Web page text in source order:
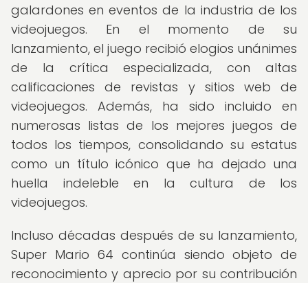
galardones en eventos de la industria de los
videojuegos. En el momento de su
lanzamiento, el juego recibió elogios unánimes
de la crítica especializada, con altas
calificaciones de revistas y sitios web de
videojuegos. Además, ha sido incluido en
numerosas listas de los mejores juegos de
todos los tiempos, consolidando su estatus
como un título icónico que ha dejado una
huella indeleble en la cultura de los
videojuegos.
Incluso décadas después de su lanzamiento,
Super Mario 64 continúa siendo objeto de
reconocimiento y aprecio por su contribución